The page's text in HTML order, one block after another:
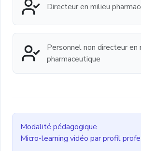
Directeur en milieu
Personnel non directeur en
pharmaceutique
Modalité pédagogique
Micro-learning vidéo par profil